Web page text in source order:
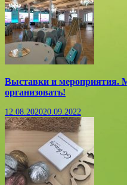
Выставки и мероприятия.
организовать!
12.08.202020.09.2022